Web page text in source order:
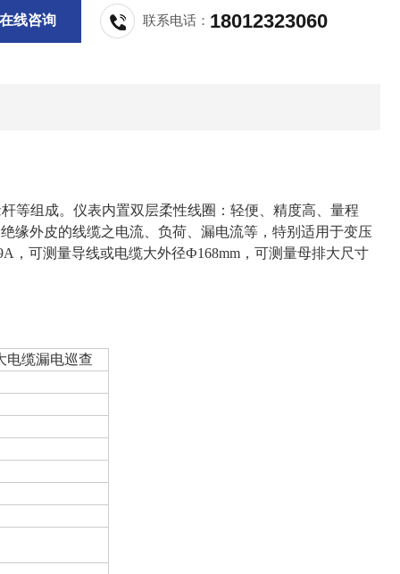
在线咨询 联系电话： 18012323060
等组成。仪表内置双层柔性线圈：轻便、精度高、量程
缘外皮的线缆之电流、负荷、漏电流等，特别适用于变压
，可测量导线或电缆大外径Ф168mm，可测量母排大尺寸
电缆漏电巡查